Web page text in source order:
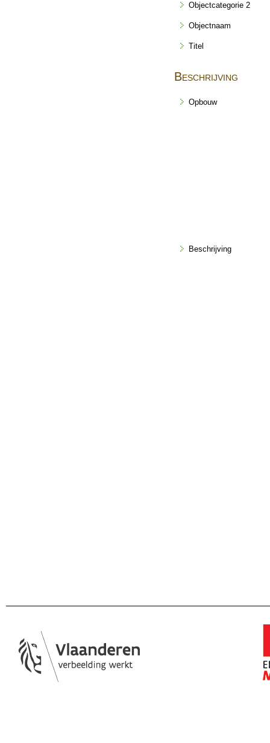
Objectcategorie 2
Objectnaam
Titel
Beschrijving
Opbouw
Beschrijving